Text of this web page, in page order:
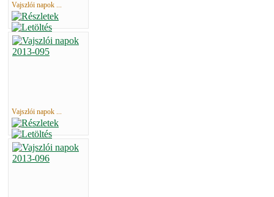
Vajszlói napok ...
Vajszlói napok ...